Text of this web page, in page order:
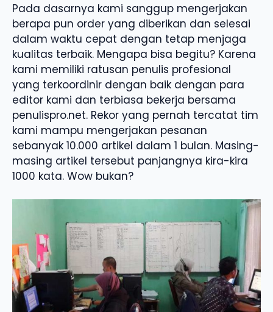
Pada dasarnya kami sanggup mengerjakan
berapa pun order yang diberikan dan selesai
dalam waktu cepat dengan tetap menjaga
kualitas terbaik. Mengapa bisa begitu? Karena
kami memiliki ratusan penulis profesional
yang terkoordinir dengan baik dengan para
editor kami dan terbiasa bekerja bersama
penulispro.net. Rekor yang pernah tercatat tim
kami mampu mengerjakan pesanan
sebanyak 10.000 artikel dalam 1 bulan. Masing-
masing artikel tersebut panjangnya kira-kira
1000 kata. Wow bukan?